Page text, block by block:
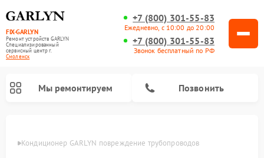
FIX-GARLYN
Ремонт устройств GARLYN
Специализированный
cервисный центр г.
Смоленск
+7 (800) 301-55-83
Ежедневно, с 10:00 до 20:00
+7 (800) 301-55-83
Звонок бесплатный по РФ
Мы ремонтируем Позвонить
Кондиционер GARLYN повреждение трубопроводов